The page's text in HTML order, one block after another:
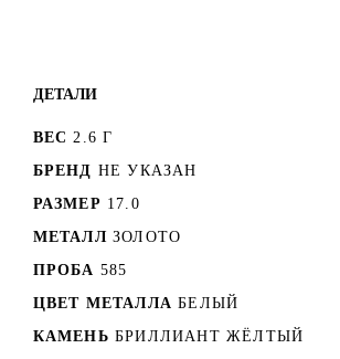
ДЕТАЛИ
ВЕС 2.6 Г
БРЕНД НЕ УКАЗАН
РАЗМЕР 17.0
МЕТАЛЛ ЗОЛОТО
ПРОБА 585
ЦВЕТ МЕТАЛЛА БЕЛЫЙ
КАМЕНЬ БРИЛЛИАНТ ЖЁЛТЫЙ